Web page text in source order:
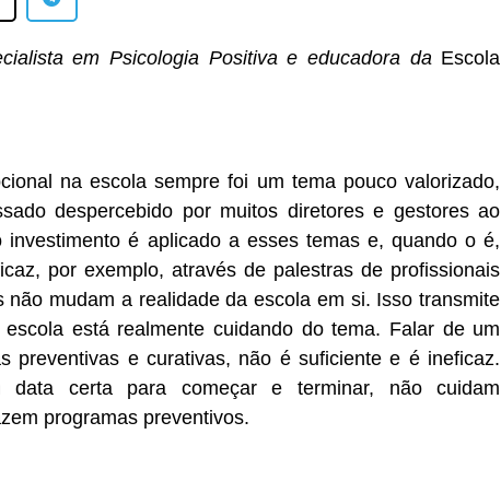
em Psicologia Positiva e educadora daEscola
na escola sempre foi um tema pouco valorizado,
despercebido por muitos diretores e gestores ao
investimento é aplicado a esses temas e, quando o é,
por exemplo, através de palestras de profissionais
mudam a realidade da escola em si. Isso transmite
está realmente cuidando do tema. Falar de um
preventivas e curativas, não é suficiente e é ineficaz.
data certa para começar e terminar, não cuidam
programas preventivos.